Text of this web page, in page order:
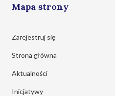
Mapa strony
Zarejestruj się
Strona główna
Aktualności
Inicjatywy